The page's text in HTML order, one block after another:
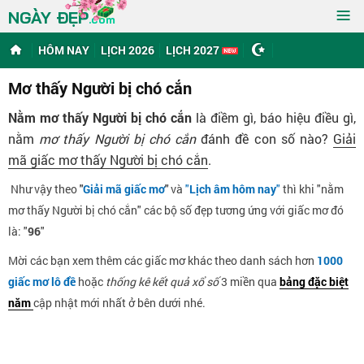
NGÀY ĐẸP.com ≡
HÔM NAY LỊCH 2026 LỊCH 2027
Mơ thấy Người bị chó cắn
Nằm mơ thấy Người bị chó cắn là điềm gì, báo hiệu điều gì,
nằm mơ thấy Người bị chó cắnđánh đề con số nào? Giải
mã giấc mơ thấy Người bị chó cắn.
Như vậy theo"Giải mã giấc mơ"và "Lịch âm hôm nay" thì khi "nằm
mơ thấy Người bị chó cắn" các bộ số đẹp tương ứng với giấc mơ đó
là: "96"
Mời các bạn xem thêm các giấc mơ khác theo danh sách hơn 1000
giấc mơ lô đề hoặc thống kê kết quả xổ số3 miền qua bảng đặc biệt
nămcập nhật mới nhất ở bên dưới nhé.